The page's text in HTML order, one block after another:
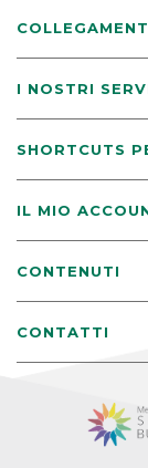
I NOSTRI
SHORTCUTS
IL MIO
CONTENUTI
CONTATTI